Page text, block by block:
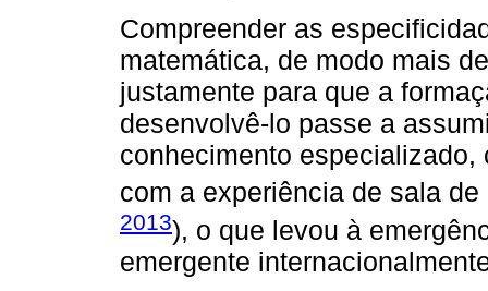
Compreender as
matemática, de modo mais
justamente para que a
desenvolvê-lo passe a
conhecimento
com a experiência de sala
2013), o que levou à
emergente